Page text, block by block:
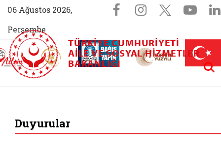
06 Ağustos 2026,
Perşembe
Sosyal
Facebook
Instagram
X
Aile (yeni sekmede açılır)
AİLEM İletişim Merkezi (yeni sekmede açılır)
Aile ve Nüfus On Yılı (yeni sekmede açılır)
Darülaceze bağış sayfası (yeni
TÜRKIYE CUMHURIYETI
AILE VE SOSYAL HIZMETLER
BAKANLIĞI
Duyurular